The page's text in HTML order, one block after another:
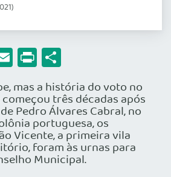
Email
Print
mas a história do voto no
três décadas após
Pedro Álvares Cabral, no
portuguesa, os
Vicente, a primeira vila
foram às urnas para
Municipal.